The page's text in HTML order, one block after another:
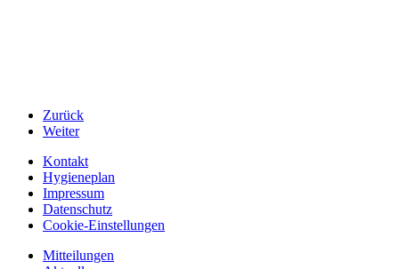
Zurück
Weiter
Kontakt
Hygieneplan
Impressum
Datenschutz
Cookie-Einstellungen
Mitteilungen